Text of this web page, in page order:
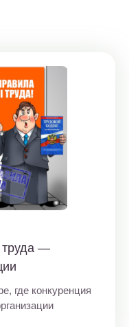
труда —
где конкуренция